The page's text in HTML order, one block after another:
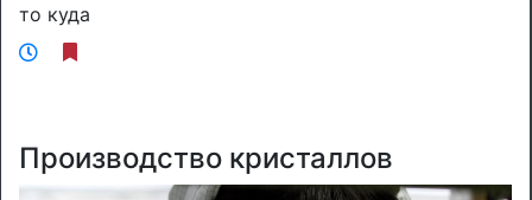
то куда
Производство кристаллов